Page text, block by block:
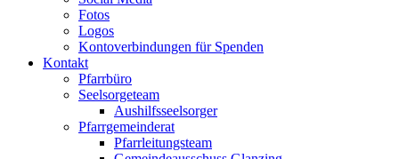
Fotos
Logos
Kontoverbindungen für Spenden
Kontakt
Pfarrbüro
Seelsorgeteam
Aushilfsseelsorger
Pfarrgemeinderat
Pfarrleitungsteam